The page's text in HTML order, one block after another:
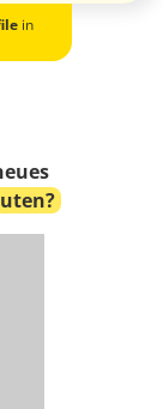
in